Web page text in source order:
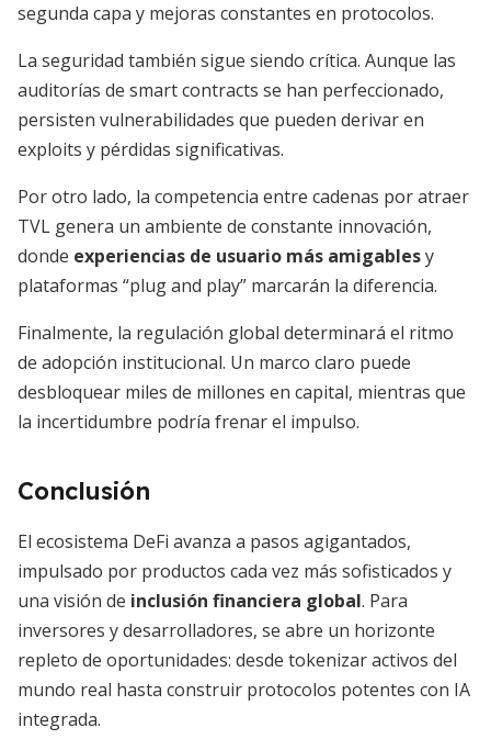
segunda capa y mejoras constantes en protocolos.
La seguridad también sigue siendo crítica. Aunque las
auditorías de smart contracts se han perfeccionado,
persisten vulnerabilidades que pueden derivar en
exploits y pérdidas significativas.
Por otro lado, la competencia entre cadenas por atraer
TVL genera un ambiente de constante innovación,
donde experiencias de usuario más amigablesy
plataformas “plug and play” marcarán la diferencia.
Finalmente, la regulación global determinará el ritmo
de adopción institucional. Un marco claro puede
desbloquear miles de millones en capital, mientras que
la incertidumbre podría frenar el impulso.
Conclusión
El ecosistema DeFi avanza a pasos agigantados,
impulsado por productos cada vez más sofisticados y
una visión de inclusión financiera global. Para
inversores y desarrolladores, se abre un horizonte
repleto de oportunidades: desde tokenizar activos del
mundo real hasta construir protocolos potentes con IA
integrada.